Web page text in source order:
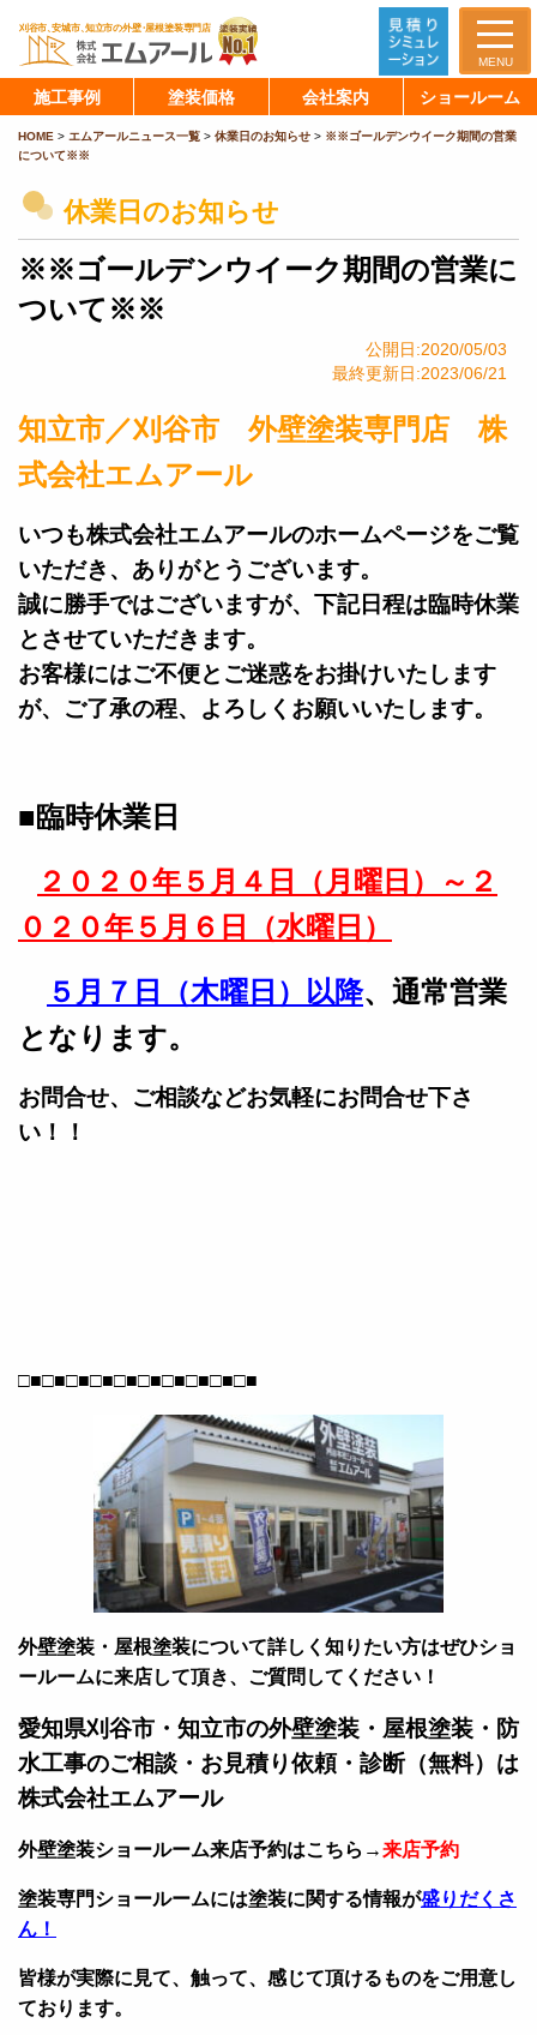
MENU
施工事例 塗装価格 会社案内 ショールーム
HOME > エムアールニュース一覧 > 休業日のお知らせ > ※※ゴールデンウイーク期間の営業
について※※
休業日のお知らせ
※※ゴールデンウイーク期間の営業に
ついて※※
公開日:2020/05/03
最終更新日:2023/06/21
知立市／刈谷市 外壁塗装専門店 株
式会社エムアール
いつも株式会社エムアールのホームページをご覧
いただき、ありがとうございます。
誠に勝手ではございますが、下記日程は臨時休業
とさせていただきます。
お客様にはご不便とご迷惑をお掛けいたします
が、ご了承の程、よろしくお願いいたします。
■臨時休業日
２０２０年５月４日（月曜日）～２
０２０年５月６日（水曜日）
５月７日（木曜日）以降、通常営業
となります。
お問合せ、ご相談などお気軽にお問合せ下さ
い！！
□■□■□■□■□■□■□■□■□■□■
外壁塗装・屋根塗装について詳しく知りたい方はぜひショ
ールームに来店して頂き、ご質問してください！
愛知県刈谷市・知立市の外壁塗装・屋根塗装・防
水工事のご相談・お見積り依頼・診断（無料）は
株式会社エムアール
外壁塗装ショールーム来店予約はこちら→来店予約
塗装専門ショールームには塗装に関する情報が盛りだくさ
ん！
皆様が実際に見て、触って、感じて頂けるものをご用意し
ております。